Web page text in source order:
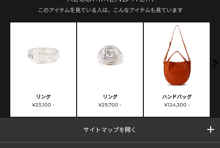
このアイテムを見ている人は、こんなアイテムも見ています
リング
¥23,100 -
リング
¥29,700 -
ハンドバッグ
¥124,300 -
サイトマップを開く